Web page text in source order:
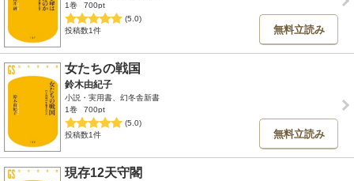
1巻
700pt
(5.0)
投稿数1件
無料立読み
女たちの戦国
鈴木由紀子
小説・実用書、幻冬舎新書
1巻
700pt
(5.0)
投稿数1件
無料立読み
現存12天守閣